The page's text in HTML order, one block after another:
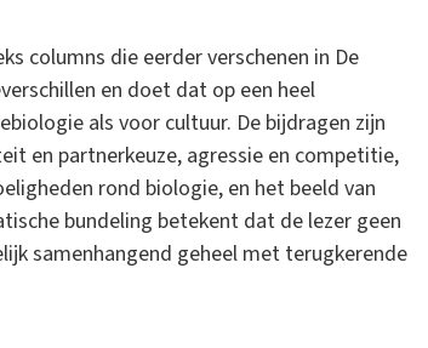
columns die eerder verschenen in De
en doet dat op een heel
als voor cultuur. De bijdragen zijn
en partnerkeuze, agressie en competitie,
rond biologie, en het beeld van
bundeling betekent dat de lezer geen
samenhangend geheel met terugkerende